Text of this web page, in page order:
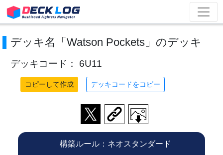
デッキ名「Watson Pockets」のデッキ
デッキコード： 6U11
コピーして作成 デッキコードをコピー
構築ルール：ネオスタンダード